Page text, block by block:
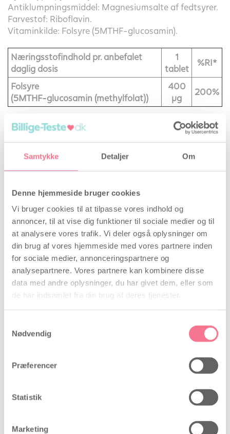
Samtykke Detaljer Om
Denne hjemmeside bruger cookies
Vi bruger cookies til at tilpasse vores indhold og
annoncer, til at vise dig funktioner til sociale medier og til
at analysere vores trafik. Vi deler også oplysninger om
din brug af vores hjemmeside med vores partnere inden
for sociale medier, annonceringspartnere og
analysepartnere. Vores partnere kan kombinere disse
data med andre oplysninger, du har givet dem, eller som
de har indsamlet fra din brug af deres tjenester.
Nødvendig
Præferencer
Statistik
Marketing
Antiklumpningsmiddel: Magnesiumsalte af fedtsyrer.
Farvestof: Riboflavin.
Vitaminkilde: Folsyre (5MTHF-glucosamin).
Næringsstofindhold pr. anbefalet
daglig dosis
1
tablet
%RI*
Folsyre
(5MTHF-glucosamin (methylfolat))
400
μg
200%
*RI=Referenceindtag.
Opbevaring
Opbevares utilgængeligt for børn.
Indhold
180 tabletter = 49 g
Klassificeret som
Produktet er et kosttilskud.
NB!
Denne pakning kan komme ind igennem
brevsprækken, så du slipper for at rende på posthuset
Bør kun efter aftale med læge eller sundhedsplejerske
Kosttilskud bør ikke erstatte en varieret kost og en
sund livsstil.
Produktnr. 7150